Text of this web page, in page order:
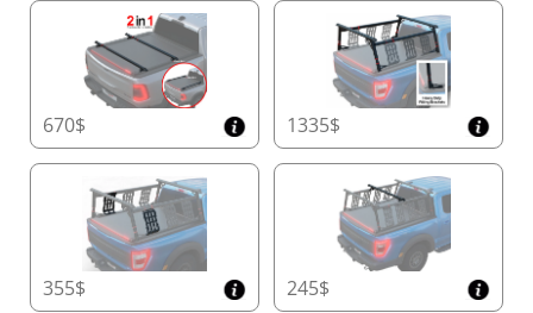
Kompaktes und Platzsparendes Behälterdesign
Maximieren Sie die Kapazität Ihrer Ladefläche
mit den marktführenden kompakten
Behälterabmessungen des Tessera Roll+:
• Doppelkabine: 20 cm x 23 cm (H x B)
• Einzel-/Space-Kabine und amerikanische
Modelle: 26 cm x 30 cm (H x B)
Dieses innovative Design bietet mehr nutzbaren
Stauraum, ohne die Haltbarkeit zu
beeinträchtigen.
670$ 1335$
355$ 245$